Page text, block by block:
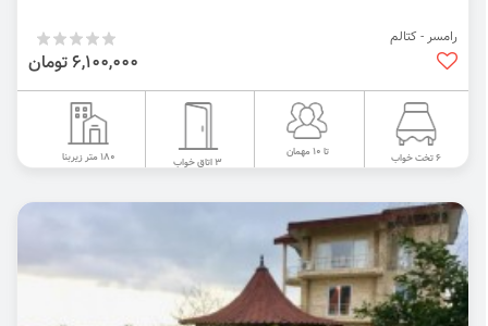
رامسر - کتالم
6,100,000 تومان
6 تخت خواب تا 10 مهمان
3 اتاق خواب 180 متر زیربنا